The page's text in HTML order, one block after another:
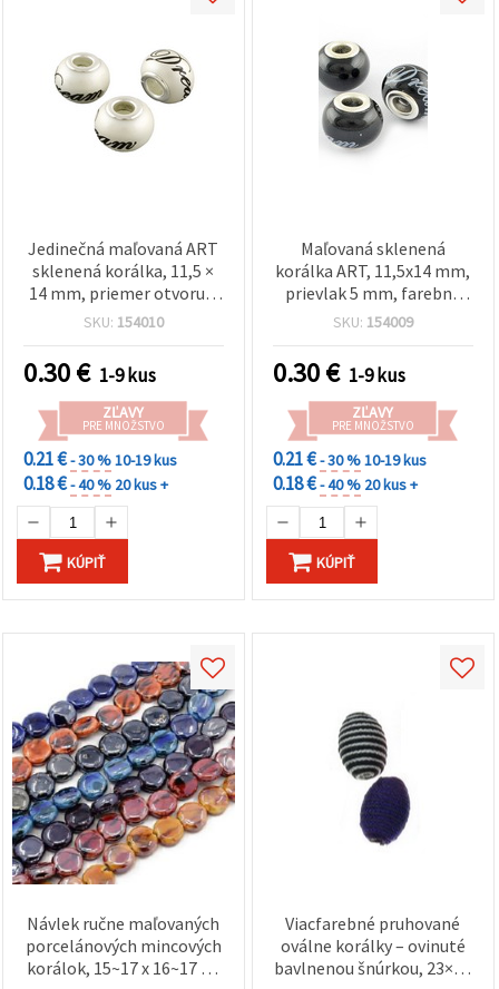
Jedinečná maľovaná ART
sklenená korálka, 11,5 ×
14 mm, priemer otvoru 5
mm – ideálna na ručne
kreatívne tvorenie
SKU: 154010
0.30€ 1-9 kus
ZĽAVY
PRE MNOŽSTVO
0.21 €- 30 %10-19 kus
0.18 €- 40 % 20 kus +
KÚPIŤ
Maľovaná sklenená
korálka ART, 11,5x14 mm,
prievlak 5 mm, farebný
vzor
SKU: 154009
0.30€ 1-9 kus
ZĽAVY
PRE MNOŽSTVO
0.21 €- 30 %10-19 kus
0.18 €- 40 % 20 kus +
KÚPIŤ
Návlek ručne maľovaných
porcelánových mincových
korálok, 15~17 x 16~17 x 7
Viacfarebné pruhované
oválne korálky – ovinuté
bavlnenou šnúrkou, 23×16